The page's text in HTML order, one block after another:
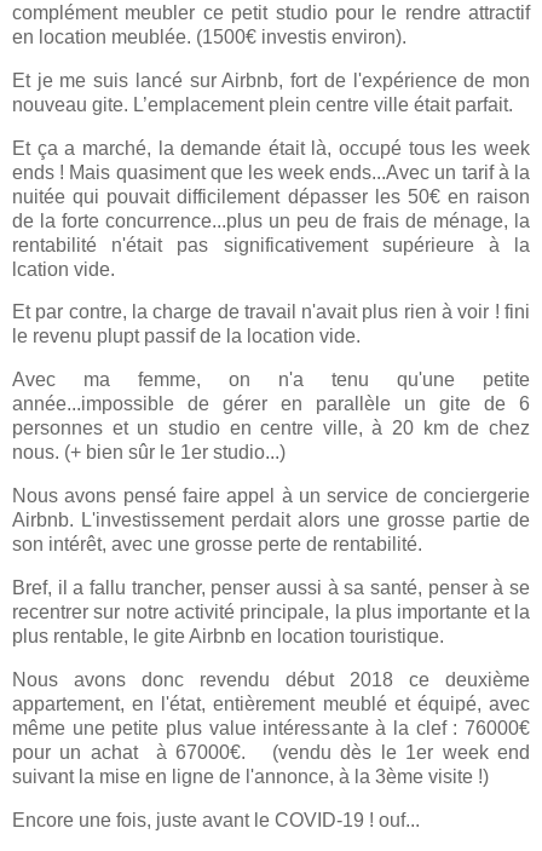
complément meubler ce petit studio pour le rendre attractif
en location meublée. (1500€ investis environ).
Et je me suis lancé sur Airbnb, fort de l'expérience de mon
nouveau gite. L’emplacement plein centre ville était parfait.
Et ça a marché, la demande était là, occupé tous les week
ends ! Mais quasiment que les week ends...Avec un tarif à la
nuitée qui pouvait difficilement dépasser les 50€ en raison
de la forte concurrence...plus un peu de frais de ménage, la
rentabilité n'était pas significativement supérieure à la
lcation vide.
Et par contre, la charge de travail n'avait plus rien à voir ! fini
le revenu plupt passif de la location vide.
Avec ma femme, on n'a tenu qu'une petite
année...impossible de gérer en parallèle un gite de 6
personnes et un studio en centre ville, à 20 km de chez
nous. (+ bien sûr le 1er studio...)
Nous avons pensé faire appel à un service de conciergerie
Airbnb. L'investissement perdait alors une grosse partie de
son intérêt, avec une grosse perte de rentabilité.
Bref, il a fallu trancher, penser aussi à sa santé, penser à se
recentrer sur notre activité principale, la plus importante et la
plus rentable, le gite Airbnb en location touristique.
Nous avons donc revendu début 2018 ce deuxième
appartement, en l'état, entièrement meublé et équipé, avec
même une petite plus value intéressante à la clef : 76000€
pour un achat à 67000€. (vendu dès le 1er week end
suivant la mise en ligne de l'annonce, à la 3ème visite !)
Encore une fois, juste avant le COVID-19 ! ouf...